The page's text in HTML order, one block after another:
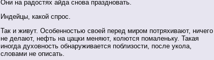
Они на радостях айда снова праздновать.
Индейцы, какой спрос.
Так и живут. Особенностью своей перед миром потряхивают, ничего
не делают, нефть на цацки меняют, колются помаленьку. Такая
иногда духовность обнаруживается поблизости, после укола,
словами не описать.